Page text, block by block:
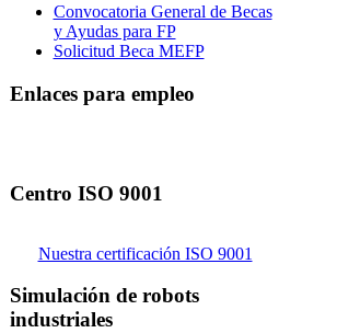
Convocatoria General de Becas
y Ayudas para FP
Solicitud Beca MEFP
Enlaces para empleo
Centro ISO 9001
Nuestra certificación ISO 9001
Simulación de robots
industriales